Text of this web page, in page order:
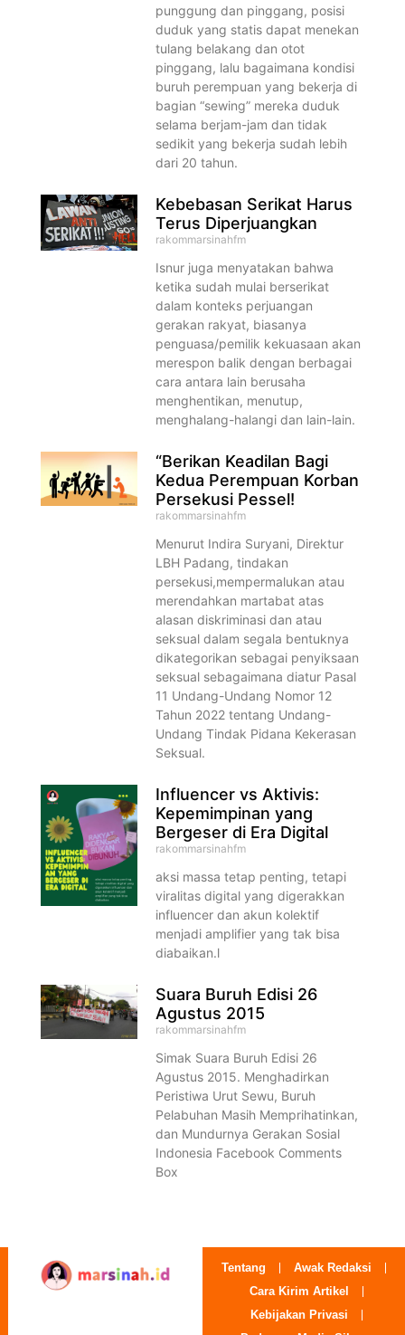
punggung dan pinggang, posisi
duduk yang statis dapat menekan
tulang belakang dan otot
pinggang, lalu bagaimana kondisi
buruh perempuan yang bekerja di
bagian “sewing” mereka duduk
selama berjam-jam dan tidak
sedikit yang bekerja sudah lebih
dari 20 tahun.
Kebebasan Serikat Harus
Terus Diperjuangkan
rakommarsinahfm
Isnur juga menyatakan bahwa
ketika sudah mulai berserikat
dalam konteks perjuangan
gerakan rakyat, biasanya
penguasa/pemilik kekuasaan akan
merespon balik dengan berbagai
cara antara lain berusaha
menghentikan, menutup,
menghalang-halangi dan lain-lain.
“Berikan Keadilan Bagi
Kedua Perempuan Korban
Persekusi Pessel!
rakommarsinahfm
Menurut Indira Suryani, Direktur
LBH Padang, tindakan
persekusi,mempermalukan atau
merendahkan martabat atas
alasan diskriminasi dan atau
seksual dalam segala bentuknya
dikategorikan sebagai penyiksaan
seksual sebagaimana diatur Pasal
11 Undang-Undang Nomor 12
Tahun 2022 tentang Undang-
Undang Tindak Pidana Kekerasan
Seksual.
Influencer vs Aktivis:
Kepemimpinan yang
Bergeser di Era Digital
rakommarsinahfm
aksi massa tetap penting, tetapi
viralitas digital yang digerakkan
influencer dan akun kolektif
menjadi amplifier yang tak bisa
diabaikan.l
Suara Buruh Edisi 26
Agustus 2015
rakommarsinahfm
Simak Suara Buruh Edisi 26
Agustus 2015. Menghadirkan
Peristiwa Urut Sewu, Buruh
Pelabuhan Masih Memprihatinkan,
dan Mundurnya Gerakan Sosial
Indonesia Facebook Comments
Box
Tentang
Awak Redaksi
Cara Kirim Artikel
Kebijakan Privasi